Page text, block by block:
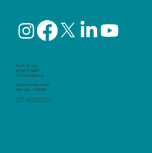
FLAT JP, Inc.
EIN92-1473394
contact@flatjp.org
2248 Broadway #1435
New York, NY10024
​お問い合わせフォーム